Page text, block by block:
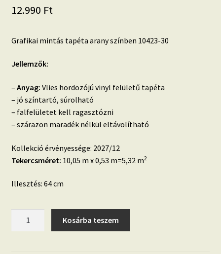
12.990 Ft
Grafikai mintás tapéta arany színben 10423-30
Jellemzők:
– Anyag: Vlies hordozójú vinyl felületű tapéta
– jó színtartó, súrolható
– falfelületet kell ragasztózni
– szárazon maradék nélkül eltávolítható
Kollekció érvényessége: 2027/12
Tekercsméret: 10,05 m x 0,53 m=5,32 m2
Illesztés: 64 cm
Kosárba teszem